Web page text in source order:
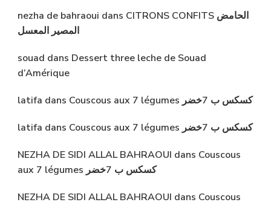
nezha de bahraoui dans CITRONS CONFITS الحامض
المصير المعسل
souad dans Dessert three leche de Souad
d’Amérique
latifa dans Couscous aux 7 légumes كسكس ب 7خضر
latifa dans Couscous aux 7 légumes كسكس ب 7خضر
NEZHA DE SIDI ALLAL BAHRAOUI dans Couscous
aux 7 légumes كسكس ب 7خضر
NEZHA DE SIDI ALLAL BAHRAOUI dans Couscous